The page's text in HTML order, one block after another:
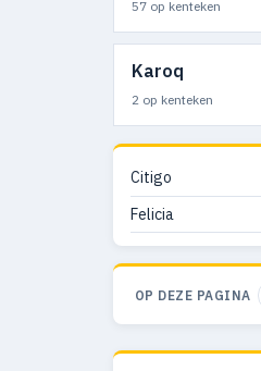
57 op kenteken
Karoq
2 op kenteken
Citigo
Felicia
OP DEZE PAGINA